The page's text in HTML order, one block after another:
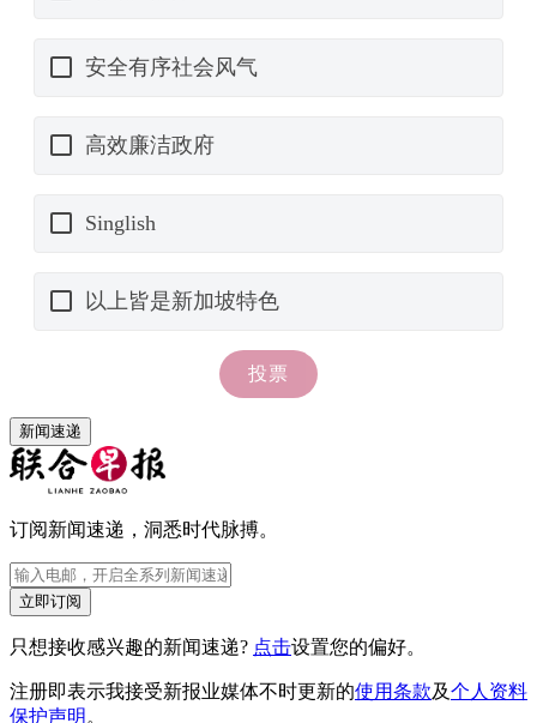
新闻速递
订阅新闻速递，洞悉时代脉搏。
立即订阅
只想接收感兴趣的新闻速递? 点击设置您的偏好。
注册即表示我接受新报业媒体不时更新的使用条款及个人资料
保护声明 。